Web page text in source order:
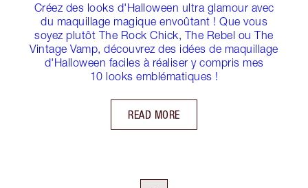
Créez des looks d'Halloween ultra glamour avec
du maquillage magique envoûtant ! Que vous
soyez plutôt The Rock Chick, The Rebel ou The
Vintage Vamp, découvrez des idées de maquillage
d'Halloween faciles à réaliser y compris mes
10 looks emblématiques !
READ MORE